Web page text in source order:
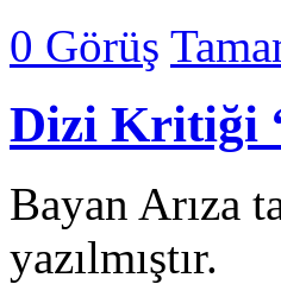
0 Görüş
Dizi Kritiği
Bayan Arıza
yazılmıştır.